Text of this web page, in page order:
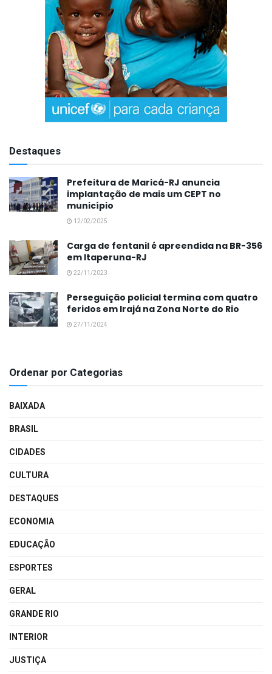
Destaques
Prefeitura de Maricá-RJ anuncia
implantação de mais um CEPT no
município
12/02/2025
Carga de fentanil é apreendida na BR-356
em Itaperuna-RJ
22/11/2023
Perseguição policial termina com quatro
feridos em Irajá na Zona Norte do Rio
27/11/2024
Ordenar por Categorias
BAIXADA
BRASIL
CIDADES
CULTURA
DESTAQUES
ECONOMIA
EDUCAÇÃO
ESPORTES
GERAL
GRANDE RIO
INTERIOR
JUSTIÇA